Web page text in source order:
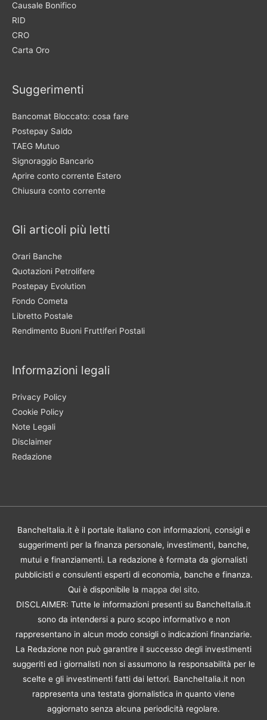
Causale Bonifico
RID
CRO
Carta Oro
Suggerimenti
Bancomat Bloccato: cosa fare
Postepay Saldo
TAEG Mutuo
Signoraggio Bancario
Aprire conto corrente Estero
Chiusura conto corrente
Gli articoli più letti
Orari Banche
Quotazioni Petrolifere
Postepay Evolution
Fondo Cometa
Libretto Postale
Rendimento Buoni Fruttiferi Postali
Informazioni legali
Privacy Policy
Cookie Policy
Note Legali
Disclaimer
Redazione
BancheItalia.it è il portale italiano con informazioni, consigli e
suggerimenti per la finanza personale, investimenti, banche,
mutui e finanziamenti. La redazione è formata da giornalisti
pubblicisti e consulenti esperti di economia, banche e finanza.
Qui è disponibile la mappa del sito.
DISCLAIMER: Tutte le informazioni presenti su BancheItalia.it
sono da intendersi a puro scopo informativo e non
rappresentano in alcun modo consigli o indicazioni finanziarie.
La Redazione non può garantire il successo degli investimenti
suggeriti ed i giornalisti non si assumono la responsabilità per le
scelte e gli investimenti fatti dai lettori. BancheItalia.it non
rappresenta una testata giornalistica in quanto viene
aggiornato senza alcuna periodicità regolare.